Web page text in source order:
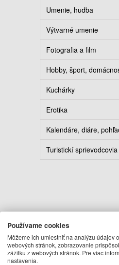
Umenie, hudba
Výtvarné umenie
Fotografia a film
Hobby, šport,
Kuchárky
Erotika
Kalendáre, diáre,
Turistickí sprievodcovia
Používame cookies
Môžeme ich umiestniť na analýzu údajov
webových stránok, zobrazovanie
zážitku z webových stránok. Pre viac
nastavenia.